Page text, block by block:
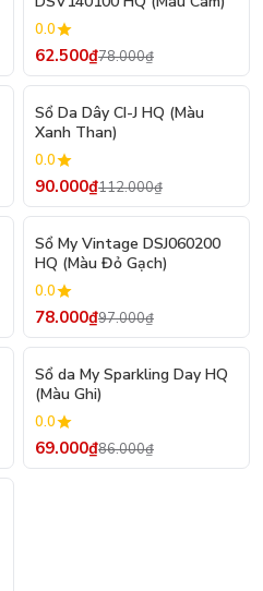
0.0
62.500₫78.000₫
Sổ Da Dây CI-J HQ (Màu
Xanh Than)
0.0
90.000₫112.000₫
- 20%
Sổ My Vintage DSJ060200
HQ (Màu Đỏ Gạch)
0.0
78.000₫97.000₫
- 20%
Sổ da My Sparkling Day HQ
(Màu Ghi)
0.0
69.000₫86.000₫